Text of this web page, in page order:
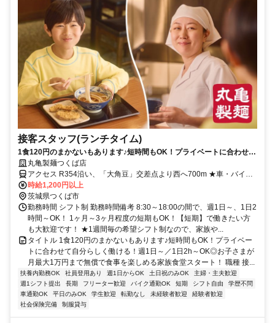
接客スタッフ(ランチタイム)
1食120円のまかないもあります♪短時間もOK！プライベートに合わせて
自分らしく働ける！週1日～／1日2h～OK◎お子さまが月最大1万円まで
無償で食事を楽しめる家族食堂スタート！
丸亀製麺つくば店
アクセス R354沿い、「大角豆」交差点より西へ700m ★車・バイク
通勤OK！ガソリン代も規定支給！ ★自転車通勤も可！（駐輪場料金
は自己負担、店にある場合は利用可）
時給1,200円以上
茨城県つくば市
勤務時間 シフト制 勤務時間備考 8:30～18:00の間で、週1日～、1日2
時間～OK！ 1ヶ月～3ヶ月程度の短期もOK！【短期】で働きたい方
も大歓迎です！ ★1週間毎の希望シフト制なので、家族や...
タイトル 1食120円のまかないもあります♪短時間もOK！プライベー
トに合わせて自分らしく働ける！週1日～／1日2h～OK◎お子さまが
月最大1万円まで無償で食事を楽しめる家族食堂スタート！ 職種 接...
扶養内勤務OK 社員登用あり 週1日からOK 土日祝のみOK
主婦・主夫歓迎
週1シフト提出
長期 フリーター歓迎 バイク通勤OK 短期 シフト自由
学歴不問
車通勤OK
平日のみOK 学生歓迎 転勤なし 未経験者歓迎
経験者歓迎
社会保険完備
制服貸与